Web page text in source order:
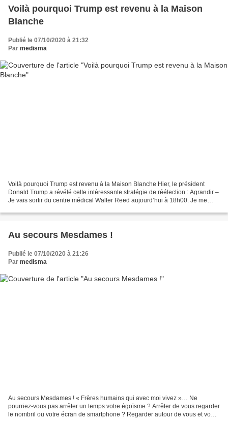
Voilà pourquoi Trump est revenu à la Maison
Blanche
Publié le 07/10/2020 à 21:32
Par medisma
Voilà pourquoi Trump est revenu à la Maison Blanche Hier, le président
Donald Trump a révélé cette intéressante stratégie de réélection : Agrandir –
Je vais sortir du centre médical Walter Reed aujourd’hui à 18h00. Je me
Au secours Mesdames !
Publié le 07/10/2020 à 21:26
Par medisma
Au secours Mesdames ! « Frères humains qui avec moi vivez »… Ne
pourriez-vous pas arrêter un temps votre égoïsme ? Arrêter de vous regarder
le nombril ou votre écran de smartphone ? Regarder autour de vous et vous